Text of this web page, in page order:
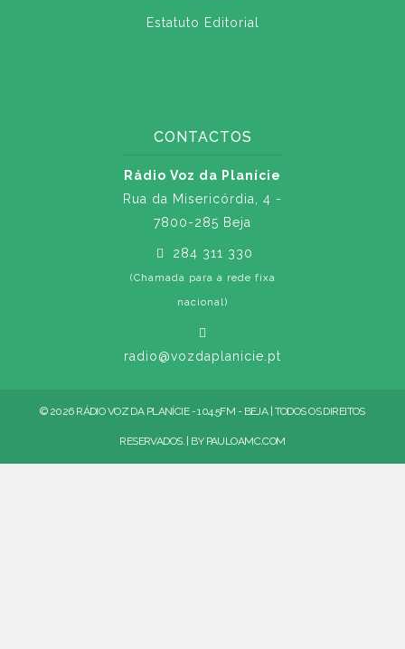
Estatuto Editorial
CONTACTOS
Rádio Voz da Planície
Rua da Misericórdia, 4 -
7800-285 Beja
284 311 330
(Chamada para a rede fixa
nacional)
radio@vozdaplanicie.pt
© 2026 RÁDIO VOZ DA PLANÍCIE - 104.5FM - BEJA | TODOS OS DIREITOS
RESERVADOS. | BY PAULOAMC.COM